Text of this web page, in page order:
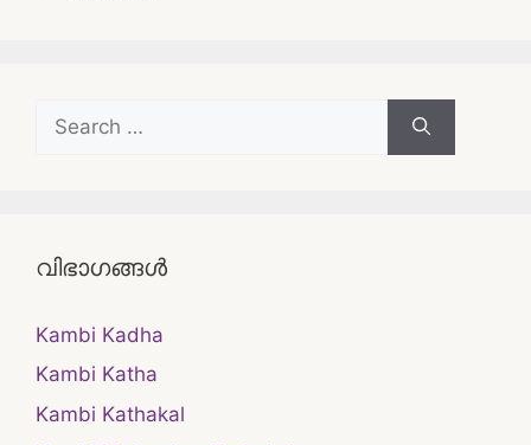
for:
വിഭാഗങ്ങൾ
Kambi Kadha
Kambi Katha
Kambi Kathakal